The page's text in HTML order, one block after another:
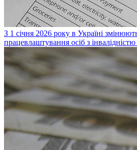
З 1 січня 2026 року в Україні
працевлаштування осіб з інвалідністю